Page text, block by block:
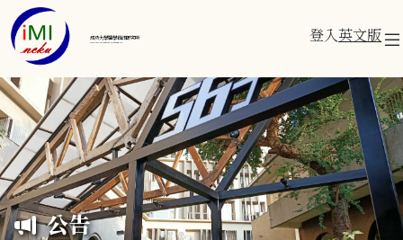
成功大學醫學資訊研究所
Institute of Medical Informatics 登入英文版
公告